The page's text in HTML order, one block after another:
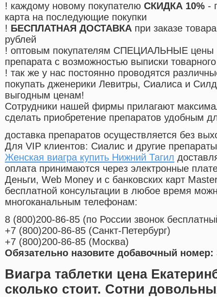
! каждому новому покупателю СКИДКА 10% -
карта на последующие покупки
! БЕСПЛАТНАЯ ДОСТАВКА при заказе
рублей
! оптовым покупателям СПЕЦИАЛЬНЫЕ цены
препарата с возможностью выписки
! так же у нас постоянно проводятся
покупать дженерики Левитры, Сиалиса и
выгодным ценам!
Cотрудники нашей фирмы прилагают
сделать приобретение препаратов удобным
доставка препаратов осуществляется без
Для VIP клиентов: Сиалис и другие
Женская виагра купить Нижний Тагил
оплата принимаются через электронные
Деньги, Web Money и с банковских карт
бесплатной консультации в любое время
многоканальным телефонам:
8 (800)200-86-85 (по России звонок
+7 (800)200-86-85 (Санкт-Петербург)
+7 (800)200-86-85 (Москва)
Обязательно назовите добавочный номер:
Виагра таблетки цена
сколько стоит. Сотни